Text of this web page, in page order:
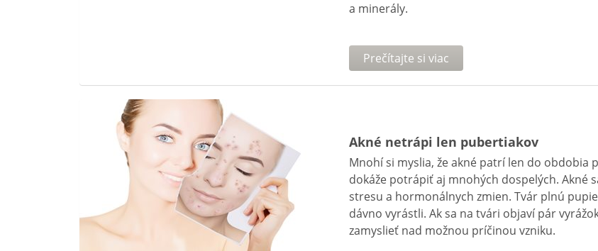
a minerály.
Prečítajte si viac
Akné netrápi len pubertiakov
Mnohí si myslia, že akné patrí len do obdobia
dokáže potrápiť aj mnohých dospelých. Akné
stresu a hormonálnych zmien. Tvár plnú
dávno vyrástli. Ak sa na tvári objaví pár
zamyslieť nad možnou príčinou vzniku.